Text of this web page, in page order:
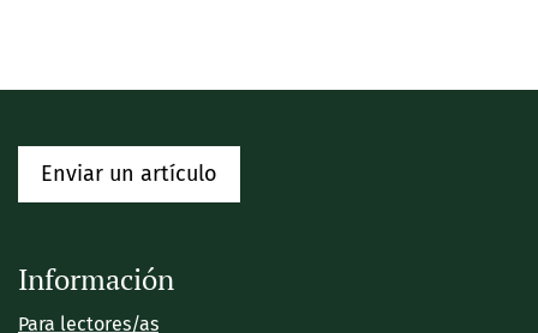
Enviar un artículo
Información
Para lectores/as